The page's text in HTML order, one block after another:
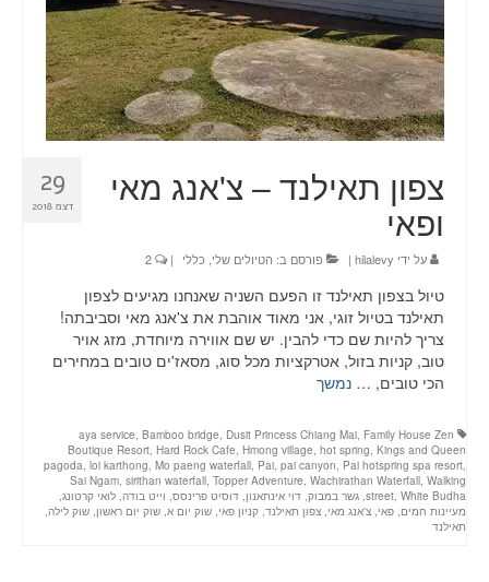
Planning a trip? Here it all begins!
עמוד הבית
29
דצמ 2018 צפון תאילנד – צ'אנג מאי
ופאי
על ידי hilalevy
| פורסם ב: הטיולים שלי כללי |
טיול בצפון תאילנד זו הפעם השניה שאנחנו מגיעים לצפון
תאילנד בטיול זוגי, אני מאוד אוהבת את צ'אנג מאי וסביבתה!
צריך להיות שם כדי להבין. יש שם אווירה מיוחדת, מזג אויר
טוב, קניות בזול, אטרקציות מכל סוג, מסאז'ים טובים במחירים
הכי טובים, … נמשך
aya service, Bamboo bridge, Dusit Princess Chiang Mai, Family House Zen
Boutique Resort, Hard Rock Cafe, Hmong village, hot spring, Kings and Queen
pagoda, loi karthong, Mo paeng waterfall, Pai, pai canyon, Pai hotspring spa resort,
Sai Ngam, sirithan waterfall, Topper Adventure, Wachirathan Waterfall, Walking
street, White Budha
, גשר במבוק, דוי אינתאנון, דוסיט פרינסס, וייט בודה, לואי קרטונג,
מעיינות חמים, פאי, צ'אנג מאי, צפון תאילנד, קניון פאי, שוק יום א, שוק יום ראשון, שוק לילה,
תאילנד